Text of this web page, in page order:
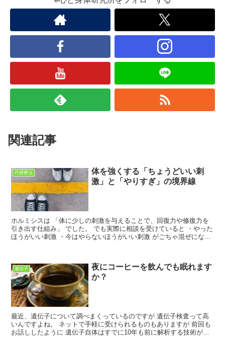
関連記事
代替療法
体を強くする「ちょうどいい刺
激」と「やりすぎ」の境界線
ホルミシスは 「体に少しの刺激を与えることで、回復力や修復力を
引き出す仕組み」 でした。 でも実際に相談を受けていると ・やった
ほうがいい刺激 ・今はやらないほうがいい刺激 がごちゃ混ぜになっ
遺伝子
夜にコーヒーを飲んでも眠れます
か？
最近、遺伝子について調べまくっているのですが 遺伝子検査って高
いんですよね。 ネットで手軽に受けられるものもありますが 前回も
お話ししたように 遺伝子自体はすでに10年も前に解析する技術があ